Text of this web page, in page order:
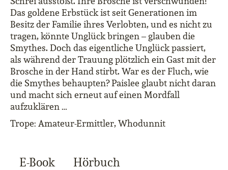
Das goldene Erbstück ist seit Generationen im
Besitz der Familie ihres Verlobten, und es nicht zu
tragen, könnte Unglück bringen – glauben die
Smythes. Doch das eigentliche Unglück passiert,
als während der Trauung plötzlich ein Gast mit der
Brosche in der Hand stirbt. War es der Fluch, wie
die Smythes behaupten? Paislee glaubt nicht daran
und macht sich erneut auf einen Mordfall
aufzuklären …
Trope: Amateur-Ermittler, Whodunnit
E-Book Hörbuch